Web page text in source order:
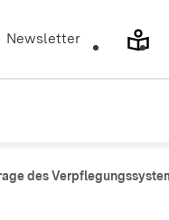
Extern:
Newsletter (Öffnet in
des